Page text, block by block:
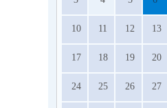
10 11 12 13
17 18 19 20
24 25 26 27